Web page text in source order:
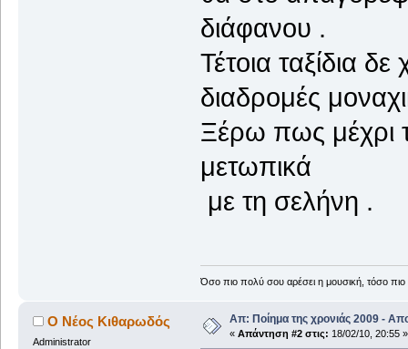
διάφανου .
Τέτοια ταξίδια
διαδρομές
Ξέρω πως μέχρι
μετωπικά
με τη σελήνη .
Όσο πιο πολύ σου αρέσει η μουσική, τόσο
Ο Νέος Κιθαρωδός
Administrator
Απ: Ποίημα της χρονιάς 2009 -
« Απάντηση #2 στις: 18/02/10, 20:55 »